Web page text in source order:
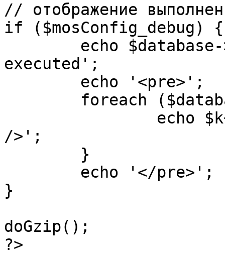
// отображение
if ($mosConfig_debug) {
executed';
/>';
}
doGzip();
?>